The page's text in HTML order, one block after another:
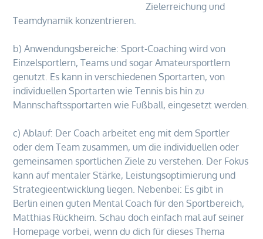
Zielerreichung und
Teamdynamik konzentrieren.
b) Anwendungsbereiche: Sport-Coaching wird von
Einzelsportlern, Teams und sogar Amateursportlern
genutzt. Es kann in verschiedenen Sportarten, von
individuellen Sportarten wie Tennis bis hin zu
Mannschaftssportarten wie Fußball, eingesetzt werden.
c) Ablauf: Der Coach arbeitet eng mit dem Sportler
oder dem Team zusammen, um die individuellen oder
gemeinsamen sportlichen Ziele zu verstehen. Der Fokus
kann auf mentaler Stärke, Leistungsoptimierung und
Strategieentwicklung liegen. Nebenbei: Es gibt in
Berlin einen guten Mental Coach für den Sportbereich,
Matthias Rückheim. Schau doch einfach mal auf seiner
Homepage vorbei, wenn du dich für dieses Thema